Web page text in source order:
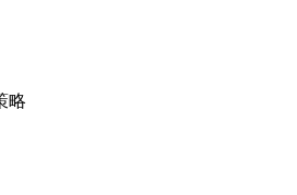
略